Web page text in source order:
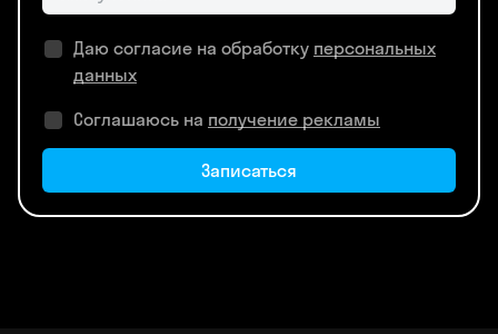
Даю согласие на обработку персональных
данных
Соглашаюсь на получение рекламы
Записаться